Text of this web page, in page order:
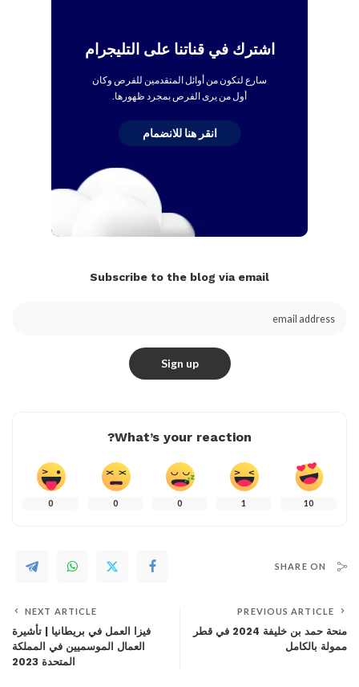
اشترك في قناتنا على التليجرام
سارع لتكون من أوائل المتقدمين للفرص وكان
أول من يرى الفرص بمجرد ظهورها.
انقر هنا للانضمام
Subscribe to the blog via email
What’s your reaction?
10
1
0
0
0
SHARE ON
PREVIOUS ARTICLE
منحة حمد بن خليفة 2024 في قطر
ممولة بالكامل
NEXT ARTICLE
فيزا العمل في بريطانيا | تأشيرة
العمال الموسميين في المملكة
المتحدة 2023